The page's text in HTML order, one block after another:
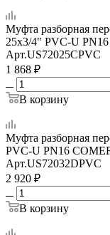
Муфта разборная
25х3/4" PVC-U
Арт.US72025CPVC
1 868 ₽
В корзину
Муфта разборная
PVC-U PN16
Арт.US72032DPVC
2 920 ₽
В корзину